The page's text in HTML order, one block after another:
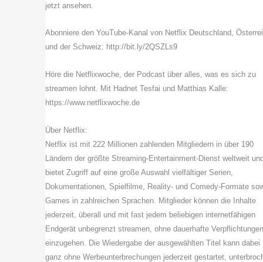
jetzt ansehen.
Abonniere den YouTube-Kanal von Netflix Deutschland,
und der Schweiz: http://bit.ly/2QSZLs9
Höre die Netflixwoche, der Podcast über alles, was es sich zu
streamen lohnt. Mit Hadnet Tesfai und Matthias Kalle:
https://www.netflixwoche.de
Über Netflix:
Netflix ist mit 222 Millionen zahlenden Mitgliedern in über 190
Ländern der größte Streaming-Entertainment-Dienst weltweit und
bietet Zugriff auf eine große Auswahl vielfältiger Serien,
Dokumentationen, Spielfilme, Reality- und Comedy-Formate
Games in zahlreichen Sprachen. Mitglieder können die Inhalte
jederzeit, überall und mit fast jedem beliebigen internetfähigen
Endgerät unbegrenzt streamen, ohne dauerhafte Verpflichtungen
einzugehen. Die Wiedergabe der ausgewählten Titel kann dabei
ganz ohne Werbeunterbrechungen jederzeit gestartet,